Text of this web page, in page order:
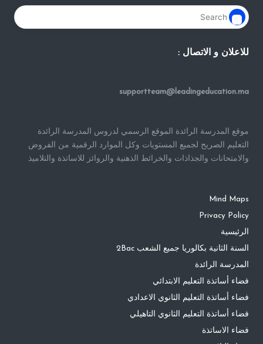
للاعلان و الاتصال :
supportteam@leadingeducation.ma
موقع المدرسة الرائدة الموقع الرسمي لدروس المدرسة الرائدة
التعليم الصريح لجميع المستويات وكل الموارد الرقمية من الفروض
والامتحانات والجذاذات والخرائط الذهنية والروائز للاساتذة والتلاميذ
Mind Maps
Privacy Policy
الرئيسية
السنة الثانية بكالوريا جميع الشعب 2Bac
المدرسة الرائدة
فضاء أساتذة التعليم الابتدائي
فضاء أساتذة التعليم الثانوي الاعدادي
فضاء أساتذة التعليم الثانوي التاهيلي
فضاء الاساتذة